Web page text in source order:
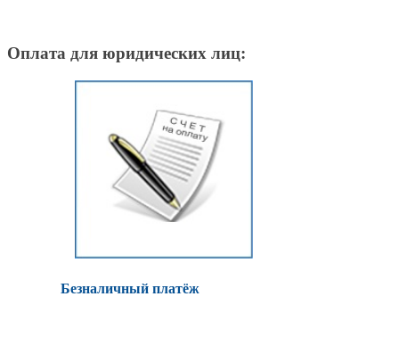
Оплата для юридических лиц:
Безналичный платёж